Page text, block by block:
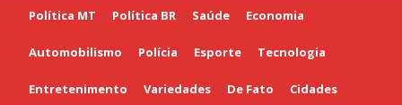
Política MT Política BR Saúde Economia
Automobilismo Polícia Esporte Tecnologia
Entretenimento Variedades De Fato Cidades